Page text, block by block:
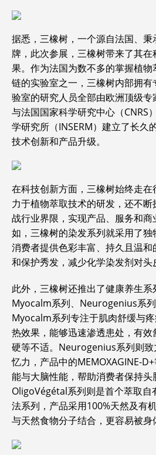
据悉，三橡树，一个源自法国、
牌，此次参展，三橡树带来了其
果。作为法国为数不多的掌握植
链的实验室之一，三橡树内部拥
验室的研究人员全部由欧洲顶级专
与法国国家科学研究中心（CNRS
学研究所（INSERM）建立了长久
技术创新和产品升级。
在科技创新方面，三橡树始终走
力于植物萃取技术的研发，还不
战行业界限，实现产品、服务和
如，三橡树的染发系列就采用了
消费者提供色彩丰富、持久且温
和保护秀发，减少化学染发剂对头
此外，三橡树还推出了健康养生
Myocalm系列、Neurogenius系列
Myocalm系列专注于肌肉舒缓与
热效果，能够迅速渗透患处，有
硬等不适。Neurogenius系列则
忆力，产品中的MEMOXAGINE-
能与大脑性能，帮助消费者保持头
OligoVégétal系列则是首个萃取自
法系列，产品采用100%天然及有
与天然食物分子结合，更容易被身